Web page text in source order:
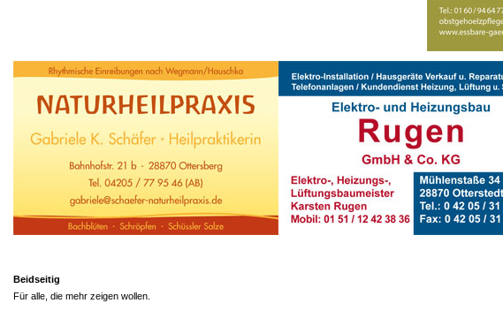
Beidseitig
Für alle, die mehr zeigen wollen.